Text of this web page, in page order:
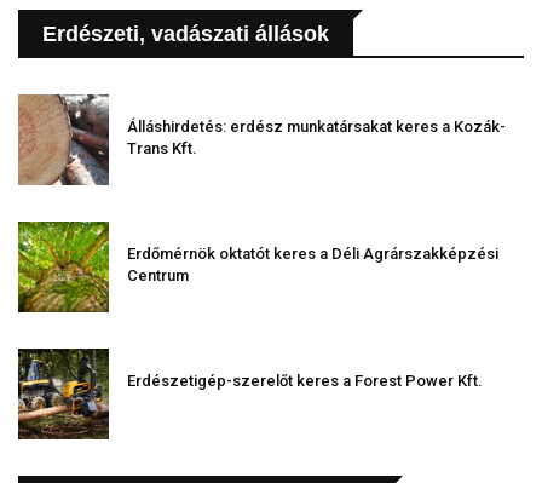
Erdészeti, vadászati állások
Álláshirdetés: erdész munkatársakat keres a Kozák-
Trans Kft.
Erdőmérnök oktatót keres a Déli Agrárszakképzési
Centrum
Erdészetigép-szerelőt keres a Forest Power Kft.